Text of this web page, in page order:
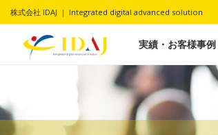
株式会社 IDAJ ｜ Integrated digital advanced solution
実績・お客様事例